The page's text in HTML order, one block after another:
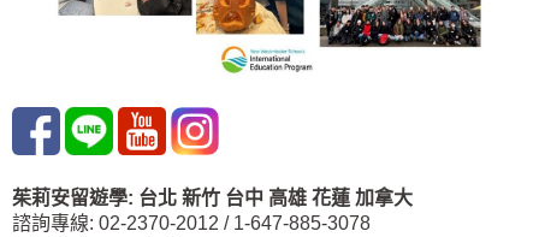
茱莉安留遊學: 台北 新竹 台中 高雄 花蓮 加拿大
諮詢專線: 02-2370-2012 / 1-647-885-3078